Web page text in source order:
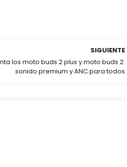
SIGUIENTE
los moto buds 2 plus y moto buds 2:
sonido premium y ANC para todos